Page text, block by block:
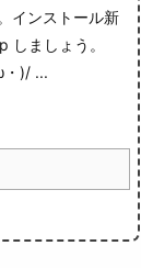
インストール新
ましょう。
・)/ ...